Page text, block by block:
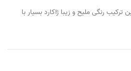
رنگی ملیح و زیبا ژاکارد بسیار با